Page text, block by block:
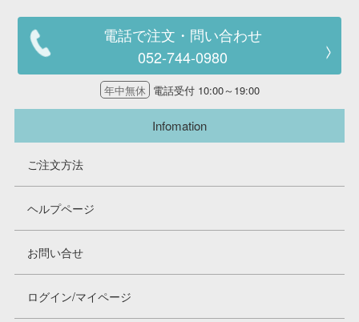
電話で注文・問い合わせ
052-744-0980
年中無休 電話受付 10:00～19:00
Infomation
ご注文方法
ヘルプページ
お問い合せ
ログイン/マイページ